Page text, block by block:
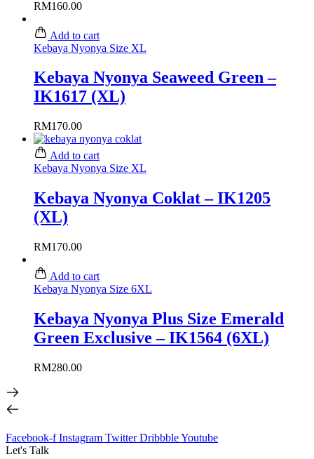
RM160.00
Add to cart
Kebaya Nyonya Size XL
Kebaya Nyonya Seaweed Green –
IK1617 (XL)
RM170.00
Add to cart
Kebaya Nyonya Size XL
Kebaya Nyonya Coklat – IK1205
(XL)
RM170.00
Add to cart
Kebaya Nyonya Size 6XL
Kebaya Nyonya Plus Size Emerald
Green Exclusive – IK1564 (6XL)
RM280.00
Facebook-f Instagram Twitter DribbbleYoutube
Let's Talk